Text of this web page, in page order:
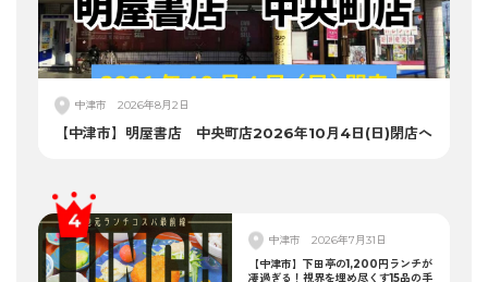
中津市 2026年8月2日
【中津市】明屋書店 中央町店2026年10月4日(日)閉店へ
中津市
2026年7月31日
【中津市】下田亭の1,200円ランチが
凄過ぎる！視界を埋め尽くす15品の手